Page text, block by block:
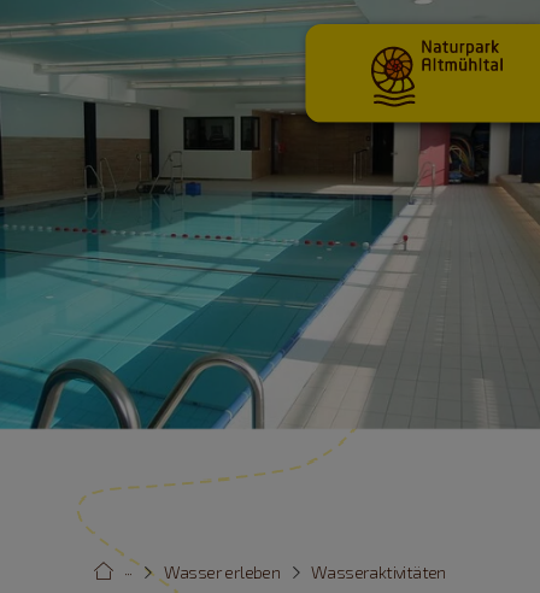
Wasseraktivitäten
Wasser erleben
···